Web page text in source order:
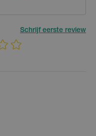
Schrijf eerste review